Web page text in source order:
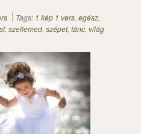
Tags: 1 kép 1 vers, egész,
, szellemed, szépet, tánc, világ